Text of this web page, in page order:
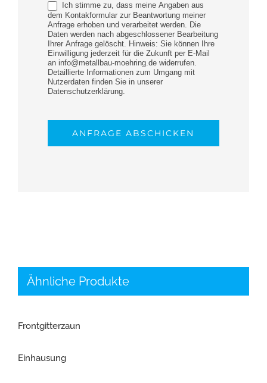
Ich stimme zu, dass meine Angaben aus
dem Kontakformular zur Beantwortung meiner
Anfrage erhoben und verarbeitet werden. Die
Daten werden nach abgeschlossener Bearbeitung
Ihrer Anfrage gelöscht. Hinweis: Sie können Ihre
Einwilligung jederzeit für die Zukunft per E-Mail
an info@metallbau-moehring.de widerrufen.
Detaillierte Informationen zum Umgang mit
Nutzerdaten finden Sie in unserer
Datenschutzerklärung.
ANFRAGE ABSCHICKEN
Ähnliche Produkte
Frontgitterzaun
Einhausung